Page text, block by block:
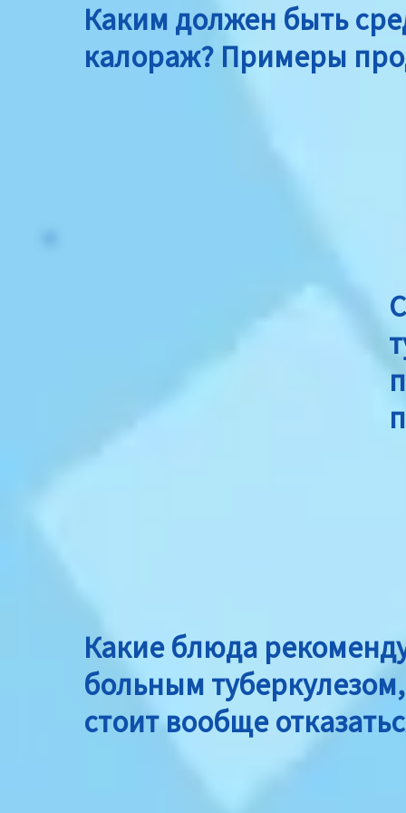
Каким должен быть
калораж? Примеры
Какие блюда
больным
стоит вообще